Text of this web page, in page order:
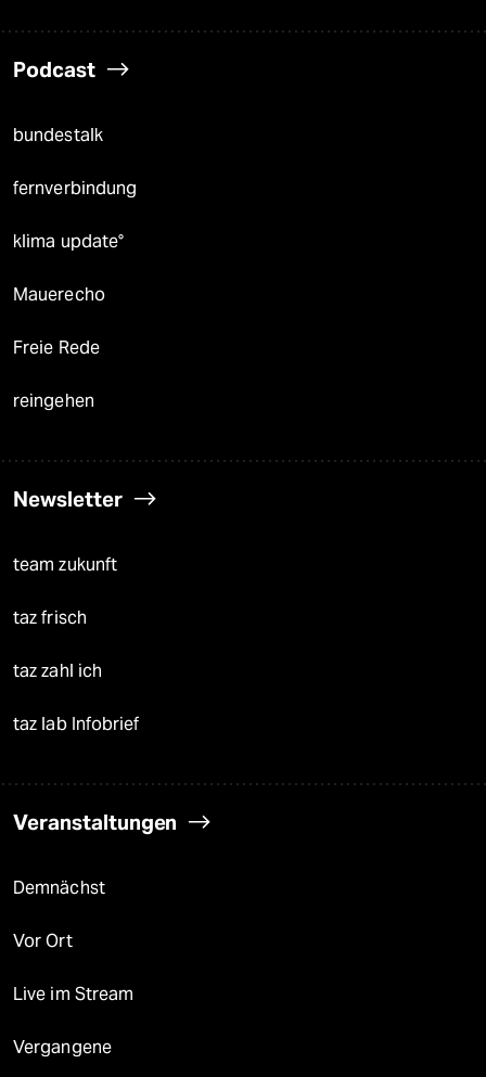
Podcast
bundestalk
fernverbindung
klima update°
Mauerecho
Freie Rede
reingehen
Newsletter
team zukunft
taz frisch
taz zahl ich
taz lab Infobrief
Veranstaltungen
Demnächst
Vor Ort
Live im Stream
Vergangene